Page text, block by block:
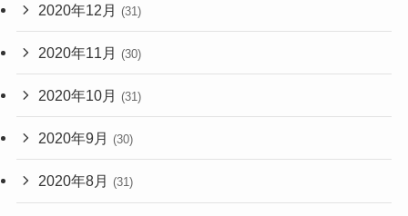
2020年12月 (31)
2020年11月 (30)
2020年10月 (31)
2020年9月 (30)
2020年8月 (31)